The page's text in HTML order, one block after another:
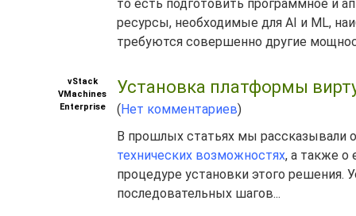
то есть подготовить программное и
ресурсы, необходимые для AI и ML,
требуются совершенно другие
vStack
VMachines
Enterprise
Установка платформы
(Нет комментариев)
В прошлых статьях мы рассказывали
технических возможностях, а также о
процедуре установки этого решения.
последовательных шагов...